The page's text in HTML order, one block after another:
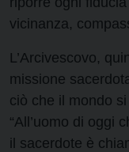
vicinanza,
L’Arcivescovo,
missione
ciò che il mondo
“All’uomo di oggi
il sacerdote è